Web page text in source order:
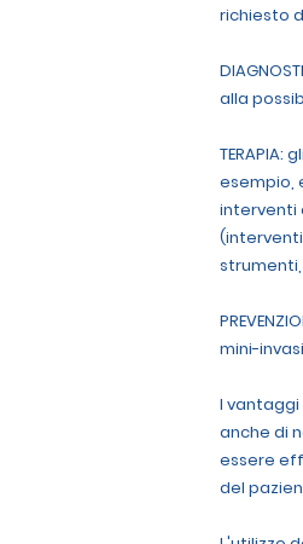
richiesto
alla
esempio,
interventi
mini-
I
anche di
essere
del